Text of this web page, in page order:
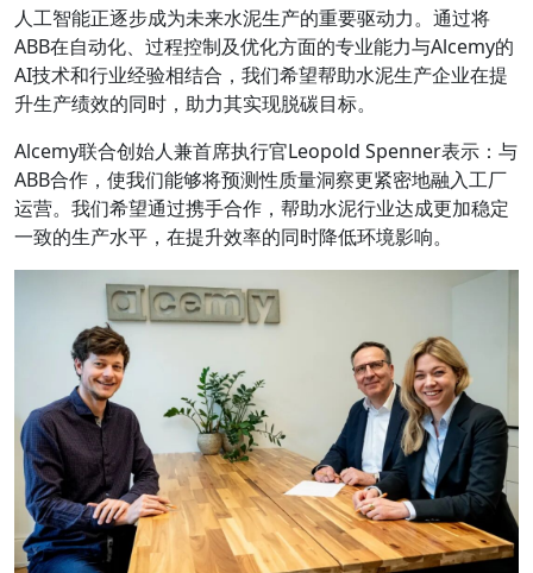
人工智能正逐步成为未来水泥生产的重要驱动力。通过将
ABB在自动化、过程控制及优化方面的专业能力与Alcemy的
AI技术和行业经验相结合，我们希望帮助水泥生产企业在提
升生产绩效的同时，助力其实现脱碳目标。
Alcemy联合创始人兼首席执行官Leopold Spenner表示：与
ABB合作，使我们能够将预测性质量洞察更紧密地融入工厂
运营。我们希望通过携手合作，帮助水泥行业达成更加稳定
一致的生产水平，在提升效率的同时降低环境影响。